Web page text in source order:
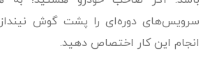
سرویس‌های دوره‌ای را پشت گوش
انجام این کار اختصاص دهید.